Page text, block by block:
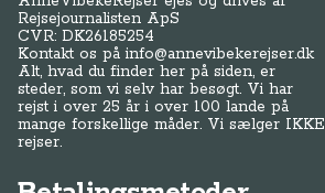
Rejsejournalisten ApS
CVR: DK26185254
Kontakt os påinfo@annevibekerejser.dk
Alt, hvad du finder her på siden, er
steder, som vi selv har besøgt. Vi har
rejst i over 25 år i over 100 lande på
mange forskellige måder. Vi sælger IKKE
rejser.